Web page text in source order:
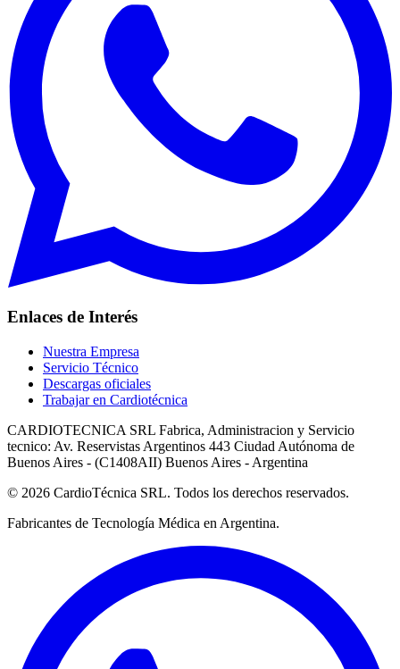
Enlaces de Interés
Nuestra Empresa
Servicio Técnico
Descargas oficiales
Trabajar en Cardiotécnica
CARDIOTECNICA SRL Fabrica, Administracion y Servicio
tecnico: Av. Reservistas Argentinos 443 Ciudad Autónoma de
Buenos Aires - (C1408AII) Buenos Aires - Argentina
© 2026 CardioTécnica SRL. Todos los derechos reservados.
Fabricantes de Tecnología Médica en Argentina.